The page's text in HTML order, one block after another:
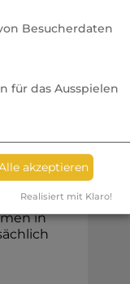
am
diesem
in
Besucherdaten
für das Ausspielen
akzeptieren
Realisiert mit Klaro!